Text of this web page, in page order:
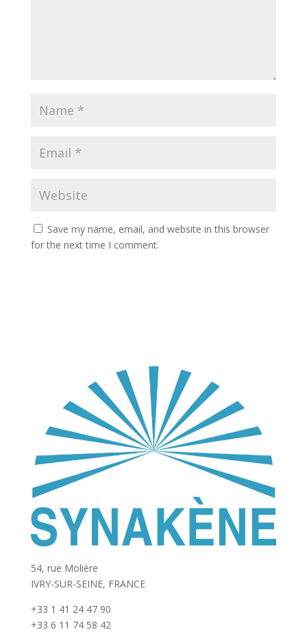
Save my name, email, and website in this browser
for the next time I comment.
54, rue Molière
IVRY-SUR-SEINE, FRANCE
+33 1 41 24 47 90
+33 6 11 74 58 42